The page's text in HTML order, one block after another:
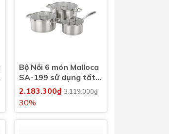
Bộ Nồi 6 món Malloca
SA-199 sử dụng tất
cả các loại bếp
2.183.300₫3.119.000₫
30%